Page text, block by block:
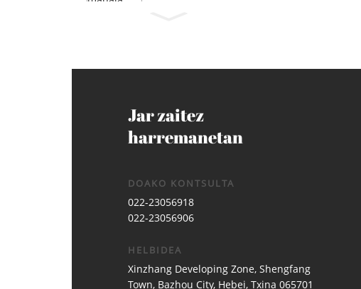
Jar zaitez
harremanetan
DOAKO KONTSULTA
022-23056918
022-23056906
HELBIDEA
Xinzhang Developing Zone, Shengfang
Town, Bazhou City, Hebei, Txina 065701